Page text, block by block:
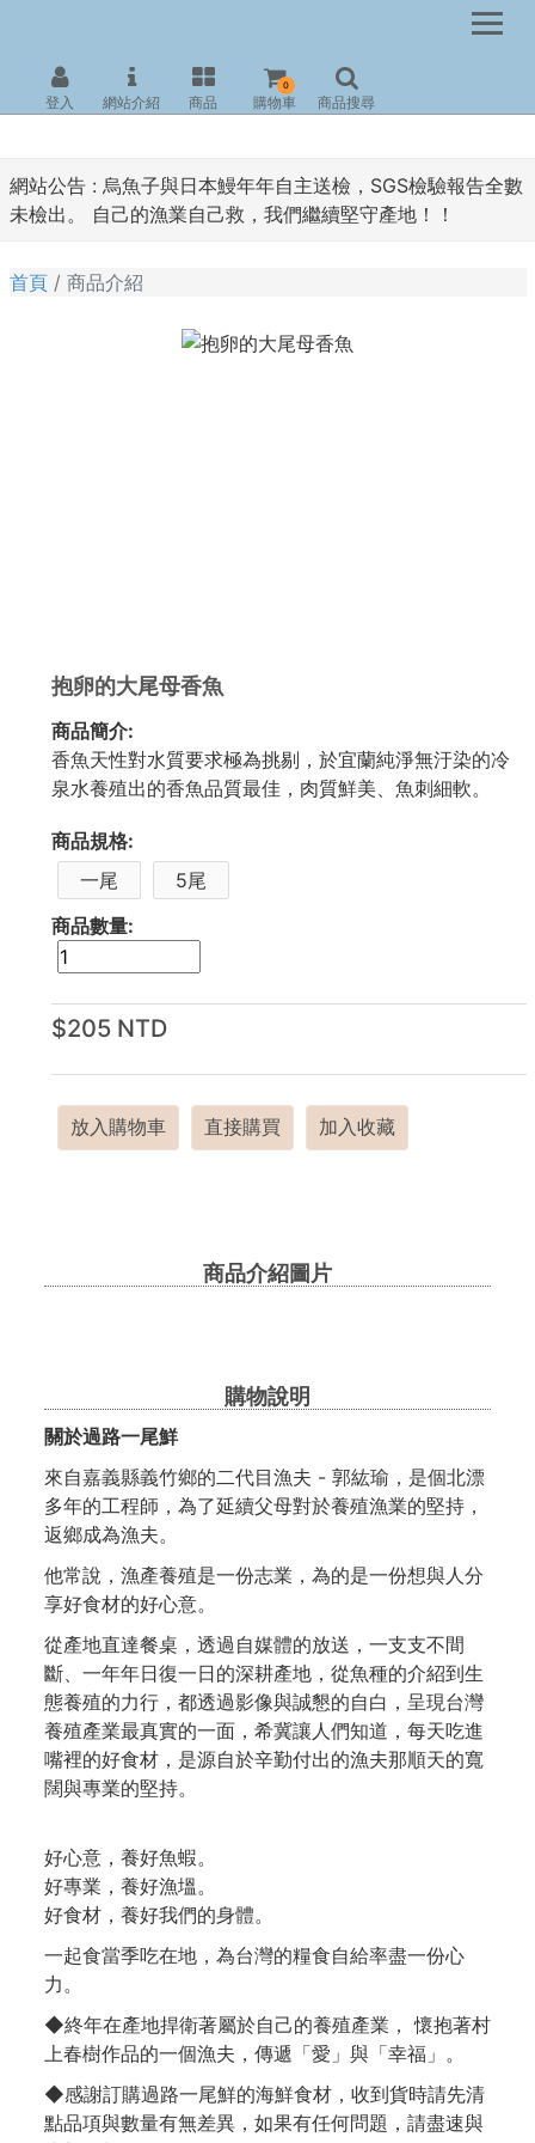
網站公告 : 烏魚子與日本鰻年年自主送檢，SGS檢驗報告全數
未檢出。 自己的漁業自己救，我們繼續堅守產地！！
登入 網站介紹 商品 購物車
0
商品搜尋
首頁 商品介紹
抱卵的大尾母香魚
商品簡介:
香魚天性對水質要求極為挑剔，於宜蘭純淨無汙染的冷
泉水養殖出的香魚品質最佳，肉質鮮美、魚刺細軟。
商品規格:
一尾
5尾
商品數量:
$205 NTD
放入購物車 直接購買 加入收藏
商品介紹圖片
購物說明
關於過路一尾鮮
來自嘉義縣義竹鄉的二代目漁夫 - 郭紘瑜，是個北漂
多年的工程師，為了延續父母對於養殖漁業的堅持，
返鄉成為漁夫。
他常說，漁產養殖是一份志業，為的是一份想與人分
享好食材的好心意。
從產地直達餐桌，透過自媒體的放送，一支支不間
斷、一年年日復一日的深耕產地，從魚種的介紹到生
態養殖的力行，都透過影像與誠懇的自白，呈現台灣
養殖產業最真實的一面，希冀讓人們知道，每天吃進
嘴裡的好食材，是源自於辛勤付出的漁夫那順天的寬
闊與專業的堅持。
好心意，養好魚蝦。
好專業，養好漁塭。
好食材，養好我們的身體。
一起食當季吃在地，為台灣的糧食自給率盡一份心
力。
◆終年在產地捍衛著屬於自己的養殖產業， 懷抱著村
上春樹作品的一個漁夫，傳遞「愛」與「幸福」。
◆感謝訂購過路一尾鮮的海鮮食材，收到貨時請先清
點品項與數量有無差異，如果有任何問題，請盡速與